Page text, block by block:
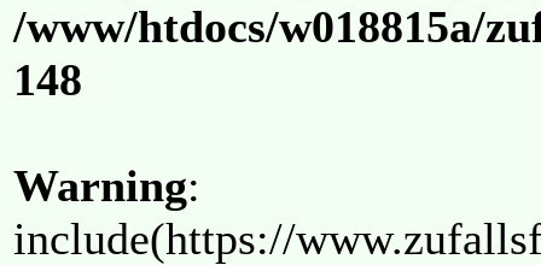
/www/htdocs/w018815a/
148
Warning:
include(https://